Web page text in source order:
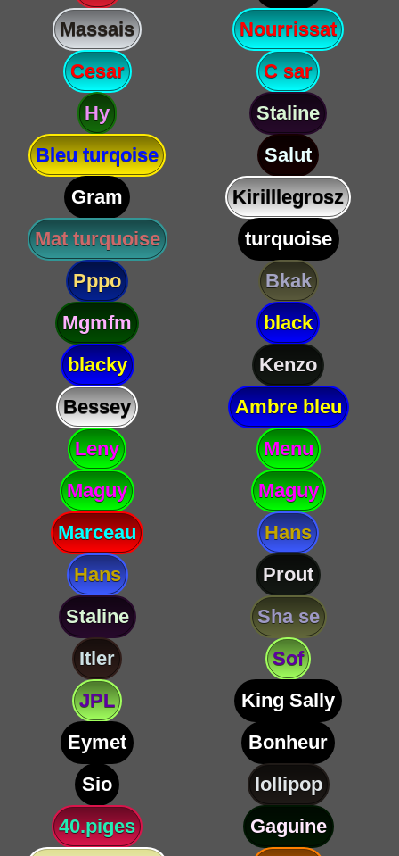
Massais
Nourrissat
Cesar
C sar
Hy
Staline
Bleu turqoise
Salut
Gram
Kirilllegrosz
Mat turquoise
turquoise
Pppo
Bkak
Mgmfm
black
blacky
Kenzo
Bessey
Ambre bleu
Leny
Menu
Maguy
Maguy
Marceau
Hans
Hans
Prout
Staline
Sha se
Itler
Sof
JPL
King Sally
Eymet
Bonheur
Sio
lollipop
40.piges
Gaguine